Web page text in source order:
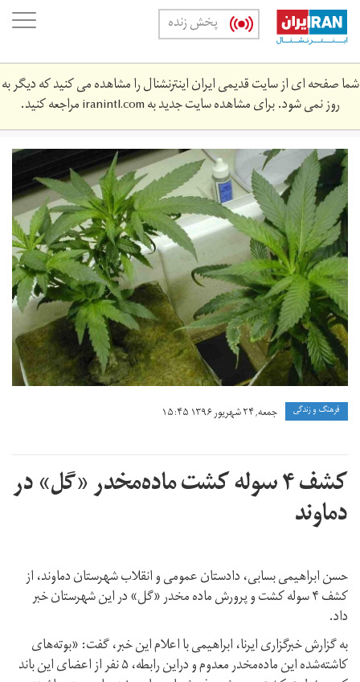
Skip
main
content
پخش زنده
شما صفحه ای از سایت قدیمی ایران اینترنشنال را مشاهده می کنید که دیگر به
روز نمی شود. برای مشاهده سایت جدید بهiranintl.comمراجعه کنید.
3_57cf1230f1ba8.jpg
فرهنگ و زندگی جمعه, ۲۴ شهریور ۱۳۹۶ ۱۵:۴۵
کشف ۴ سوله کشت ماده‌مخدر «گل» در
دماوند
حسن ابراهیمی بسابی، دادستان عمومی و انقلاب شهرستان دماوند، از
کشف ۴ سوله کشت و پرورش ماده مخدر «گل» در این شهرستان خبر
داد.
به گزارش خبرگزاری ایرنا، ابراهیمی با اعلام این خبر، گفت: «بوته‌های
کاشته‌شده این ماده‌مخدر معدوم و دراین رابطه، ۵ نفر از اعضای این باند